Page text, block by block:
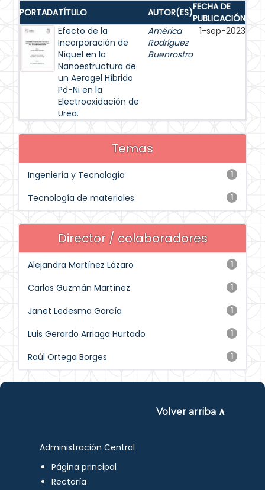
PORTADATÍTULO AUTOR(ES)FECHA DE
PUBLICACIÓN
Efecto de la
Incorporación de
Níquel en la
Nanoestructura de
un Aerogel Híbrido
Pd-Ni en la
Electrooxidación de
Urea.
América
Rodríguez
Buenrostro
1-sep-2023
Temas
1
Ingeniería y Tecnología
1
Tecnología de materiales
Director / colaboradores
1
Alejandra Martínez Lázaro
1
Carlos Guzmán Martínez
1
Janet Ledesma García
1
Luis Gerardo Arriaga Hurtado
1
Raúl Ortega Borges
Volver arriba ∧
Administración Central
Página principal
Rectoría